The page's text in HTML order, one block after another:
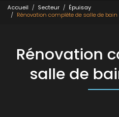
Accueil Secteur
Épuisay
Rénovation complète de salle de
Rénovation
salle de